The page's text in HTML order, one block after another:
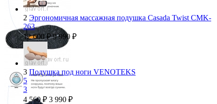
2 Эргономичная массажная подушка Casada Twist CMK-
263
12 600 ₽ 9 990 ₽
3 Подушка под ноги VENOTEKS
5
3
4 560 ₽ 3 990 ₽